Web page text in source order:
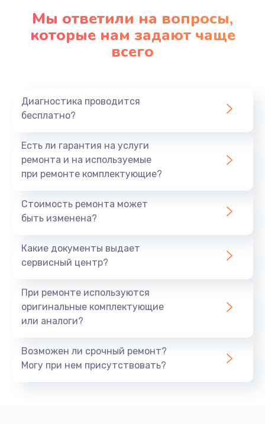
Мы ответили на вопросы,
которые нам задают чаще
всего
Диагностика проводится
бесплатно?
Есть ли гарантия на услуги
ремонта и на используемые
при ремонте комплектующие?
Стоимость ремонта может
быть изменена?
Какие документы выдает
сервисный центр?
При ремонте используются
оригинальные комплектующие
или аналоги?
Возможен ли срочный ремонт?
Могу при нем присутствовать?